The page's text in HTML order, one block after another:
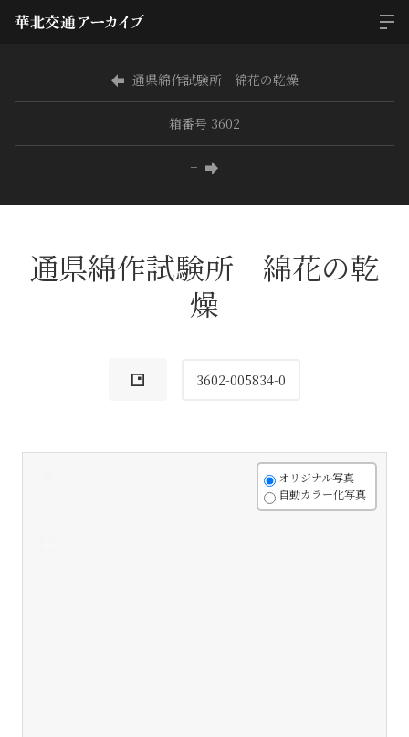
通県綿作試験所 綿花の乾燥
箱番号 3602
−
通県綿作試験所 綿花の乾
燥
3602-005834-0
オリジナル写真
自動カラー化写真